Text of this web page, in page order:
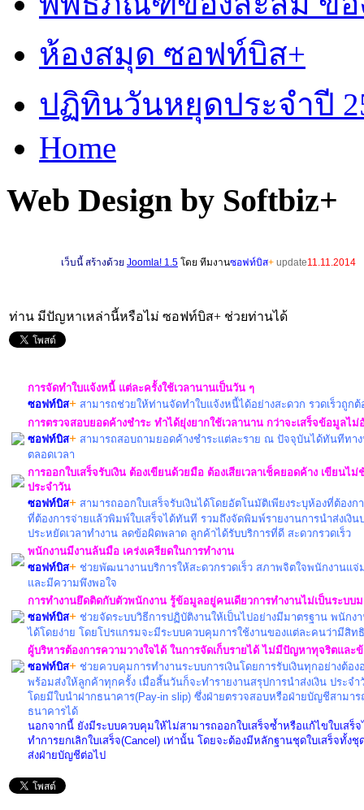
ห้องสมุด ซอฟท์บิส+
ปฏิทินวันหยุดประจำปี
Home
Web Design by Softbiz+
เว็บนี้ สร้างด้วย Joomla! 1.5 โดย ทีมงานซอฟท์บิส+ update11.11.2014
ท่าน มีปัญหาเหล่านี้หรือไม่ ซอฟท์บิส+ ช่วยท่านได้
การจัดทำใบแจ้งหนี้ แต่ละครั้งใช้เวลานานเป็นวัน ๆ
ซอฟท์บิส+ สามารถช่วยให้ท่านจัดทำใบแจ้งหนี้ได้อย่างสะดวก รวดเร็วถูกต้
การตรวจสอบยอดค้างชำระ ทำได้ยุ่งยากใช้เวลานาน กว่าจะเสร็จข้อมูลไม่
ซอฟท์บิส+ สามารถสอบถามยอดค้างชำระแต่ละราย ณ ปัจจุบันได้ทันทีทา
ตลอดเวลา
การออกใบเสร็จรับเงิน ต้องเขียนด้วยมือ ต้องเสียเวลาเช็คยอดค้าง เขียน
ประจำวัน
ซอฟท์บิส+ สามารถออกใบเสร็จรับเงินได้โดยอัตโนมัติเพียงระบุห้องที่ต้อง
ที่ต้องการจ่ายแล้วพิมพ์ใบเสร็จได้ทันที รวมถึงจัดพิมพ์รายงานการนำส่งเงิ
ประหยัดเวลาทำงาน ลดข้อผิดพลาด ลูกค้าได้รับบริการที่ดี สะดวกรวดเร็ว
พนักงานมีงานล้นมือ เคร่งเครียดในการทำงาน
ซอฟท์บิส+ ช่วยพัฒนางานบริการให้สะดวกรวดเร็ว สภาพจิตใจพนักงานแ
และมีความพึงพอใจ
การทำงานยึดติดกับตัวพนักงาน รู้ข้อมูลอยู่คนเดียวการทำงานไม่เป็นระบบ
ซอฟท์บิส+ ช่วยจัดระบบวิธีการปฏิบัติงานให้เป็นไปอย่างมีมาตรฐาน พนักง
ได้โดยง่าย โดยโปรแกรมจะมีระบบควบคุมการใช้งานของแต่ละคนว่ามีสิท
ผู้บริหารต้องการความวางใจได้ ในการจัดเก็บรายได้ ไม่มีปัญหาทุจริตและ
ซอฟท์บิส+ ช่วยควบคุมการทำงานระบบการเงินโดยการรับเงินทุกอย่างต้อ
พร้อมส่งให้ลูกค้าทุกครั้ง เมื่อสิ้นวันก็จะทำรายงานสรุปการนำส่งเงิน ประจ
โดยมีใบนำฝากธนาคาร(Pay-in slip) ซึ่งฝ่ายตรวจสอบหรือฝ่ายบัญชีสามา
ธนาคารได้
นอกจากนี้ ยังมีระบบควบคุมให้ไม่สามารถออกใบเสร็จซ้ำหรือแก้ไขใบเสร็
ทำการยกเลิกใบเสร็จ(Cancel) เท่านั้น โดยจะต้องมีหลักฐานชุดใบเสร็จทั้
ส่งฝ่ายบัญชีต่อไป